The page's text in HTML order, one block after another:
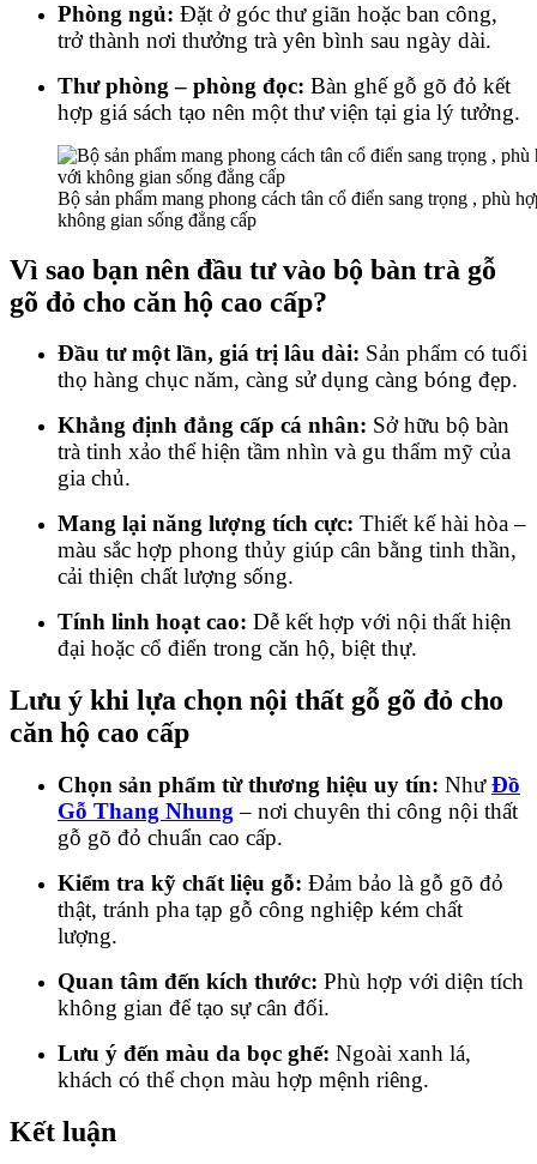
Phòng ngủ: Đặt ở góc thư giãn hoặc ban công,
trở thành nơi thưởng trà yên bình sau ngày dài.
Thư phòng – phòng đọc: Bàn ghế gỗ gõ đỏ kết
hợp giá sách tạo nên một thư viện tại gia lý tưởng.
Bộ sản phẩm mang phong cách tân cổ điển sang trọng , phù
không gian sống đẳng cấp
Vì sao bạn nên đầu tư vào bộ bàn trà gỗ
gõ đỏ cho căn hộ cao cấp?
Đầu tư một lần, giá trị lâu dài: Sản phẩm có tuổi
thọ hàng chục năm, càng sử dụng càng bóng đẹp.
Khẳng định đẳng cấp cá nhân: Sở hữu bộ bàn
trà tinh xảo thể hiện tầm nhìn và gu thẩm mỹ của
gia chủ.
Mang lại năng lượng tích cực: Thiết kế hài hòa –
màu sắc hợp phong thủy giúp cân bằng tinh thần,
cải thiện chất lượng sống.
Tính linh hoạt cao: Dễ kết hợp với nội thất hiện
đại hoặc cổ điển trong căn hộ, biệt thự.
Lưu ý khi lựa chọn nội thất gỗ gõ đỏ cho
căn hộ cao cấp
Chọn sản phẩm từ thương hiệu uy tín: NhưĐồ
Gỗ Thang Nhung – nơi chuyên thi công nội thất
gỗ gõ đỏ chuẩn cao cấp.
Kiểm tra kỹ chất liệu gỗ: Đảm bảo là gỗ gõ đỏ
thật, tránh pha tạp gỗ công nghiệp kém chất
lượng.
Quan tâm đến kích thước: Phù hợp với diện tích
không gian để tạo sự cân đối.
Lưu ý đến màu da bọc ghế: Ngoài xanh lá,
khách có thể chọn màu hợp mệnh riêng.
Kết luận